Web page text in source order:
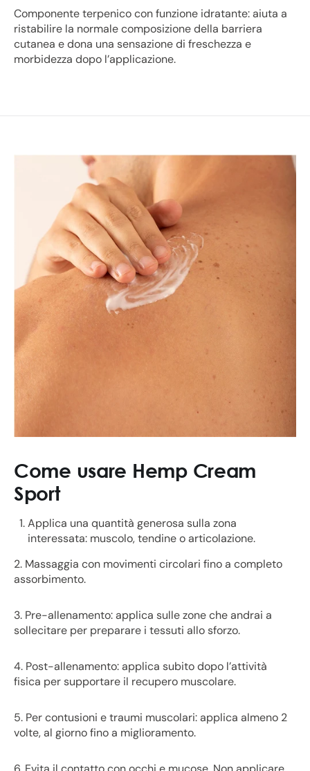
Componente terpenico con funzione idratante: aiuta a
ristabilire la normale composizione della barriera
cutanea e dona una sensazione di freschezza e
morbidezza dopo l’applicazione.
Come usare Hemp Cream
Sport
Applica una quantità generosa sulla zona
interessata: muscolo, tendine o articolazione.
2. Massaggia con movimenti circolari fino a completo
assorbimento.
3. Pre-allenamento: applica sulle zone che andrai a
sollecitare per preparare i tessuti allo sforzo.
4. Post-allenamento: applica subito dopo l’attività
fisica per supportare il recupero muscolare.
5. Per contusioni e traumi muscolari: applica almeno 2
volte, al giorno fino a miglioramento.